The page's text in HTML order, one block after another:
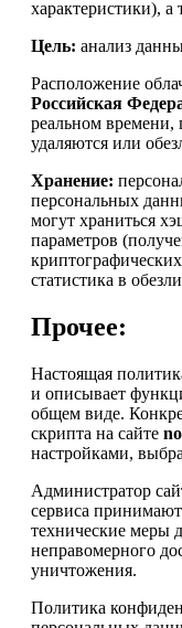
характеристики), а
Цель: анализ
Расположение
Российская
реальном времени,
удаляются или
Хранение:
персональных
могут храниться
параметров
статистика в
Прочее:
Настоящая
и описывает
общем виде.
скрипта на сайте
настройками,
Администратор
сервиса
технические меры
неправомерного
уничтожения.
Политика